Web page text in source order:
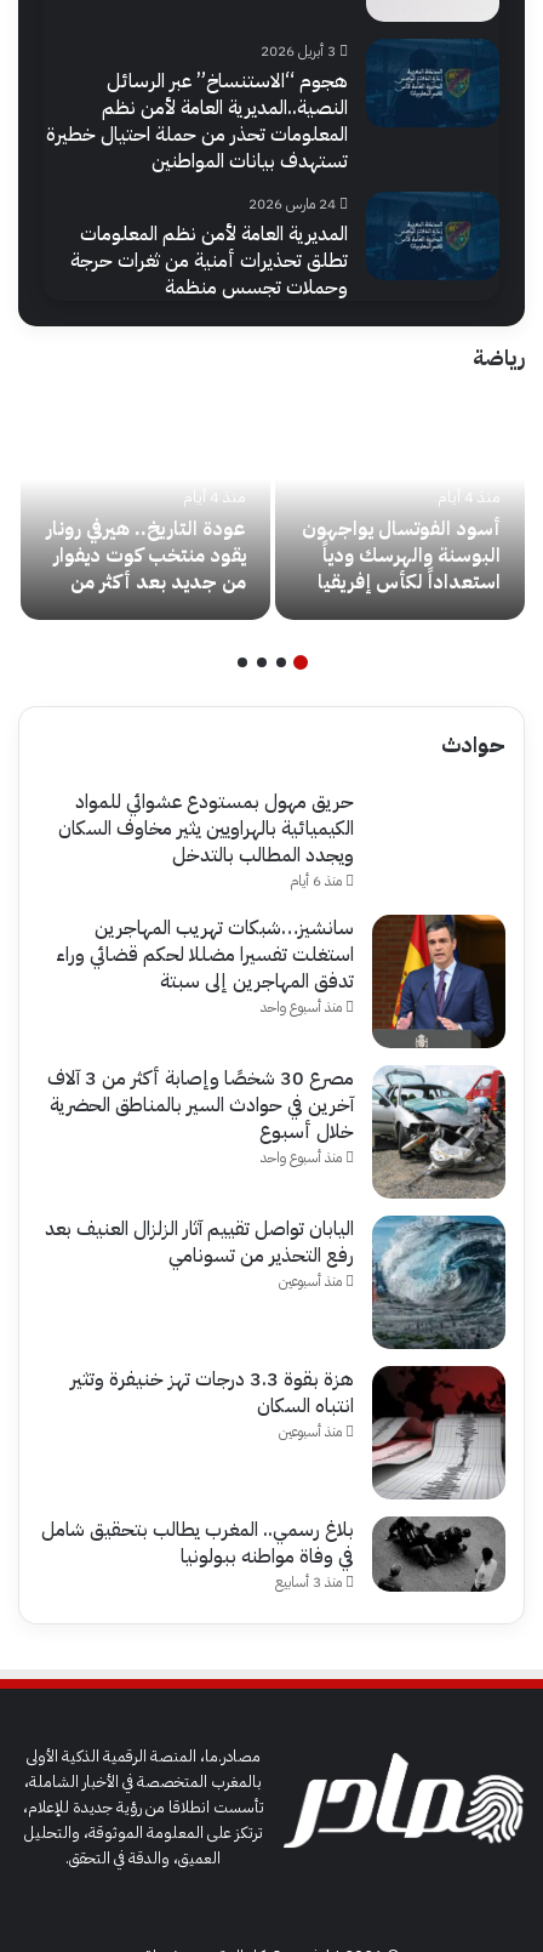
3 أبريل 2026
هجوم “الاستنساخ” عبر الرسائل
النصية..المديرية العامة لأمن نظم
المعلومات تحذر من حملة احتيال خطيرة
تستهدف بيانات المواطنين
24 مارس 2026
المديرية العامة لأمن نظم المعلومات
تطلق تحذيرات أمنية من ثغرات حرجة
وحملات تجسس منظمة
رياضة
منذ 4 أيام
أسود الفوتسال يواجهون
البوسنة والهرسك ودياً
استعداداً لكأس إفريقيا
منذ 4 أيام
عودة التاريخ.. هيرفي رونار
يقود منتخب كوت ديفوار
من جديد بعد أكثر من
حوادث
حريق مهول بمستودع عشوائي للمواد
الكيميائية بالهراويين يثير مخاوف السكان
ويجدد المطالب بالتدخل
منذ 6 أيام
سانشيز…شبكات تهريب المهاجرين
استغلت تفسيرا مضللا لحكم قضائي وراء
تدفق المهاجرين إلى سبتة
منذ أسبوع واحد
مصرع 30 شخصًا وإصابة أكثر من 3 آلاف
آخرين في حوادث السير بالمناطق الحضرية
خلال أسبوع
منذ أسبوع واحد
اليابان تواصل تقييم آثار الزلزال العنيف بعد
رفع التحذير من تسونامي
منذ أسبوعين
هزة بقوة 3.3 درجات تهز خنيفرة وتثير
انتباه السكان
منذ أسبوعين
بلاغ رسمي.. المغرب يطالب بتحقيق شامل
في وفاة مواطنه ببولونيا
منذ 3 أسابيع
مصادر.ما، المنصة الرقمية الذكية الأولى
بالمغرب المتخصصة في الأخبار الشاملة،
تأسست انطلاقا من رؤية جديدة للإعلام،
ترتكز على المعلومة الموثوقة، والتحليل
العميق، والدقة في التحقق.